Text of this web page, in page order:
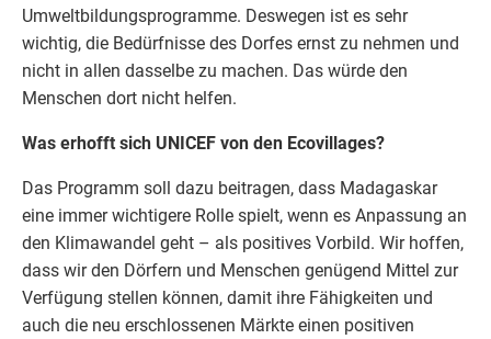
Umweltbildungsprogramme. Deswegen ist es sehr
wichtig, die Bedürfnisse des Dorfes ernst zu nehmen und
nicht in allen dasselbe zu machen. Das würde den
Menschen dort nicht helfen.
Was erhofft sich UNICEF von den Ecovillages?
Das Programm soll dazu beitragen, dass Madagaskar
eine immer wichtigere Rolle spielt, wenn es Anpassung an
den Klimawandel geht – als positives Vorbild. Wir hoffen,
dass wir den Dörfern und Menschen genügend Mittel zur
Verfügung stellen können, damit ihre Fähigkeiten und
auch die neu erschlossenen Märkte einen positiven